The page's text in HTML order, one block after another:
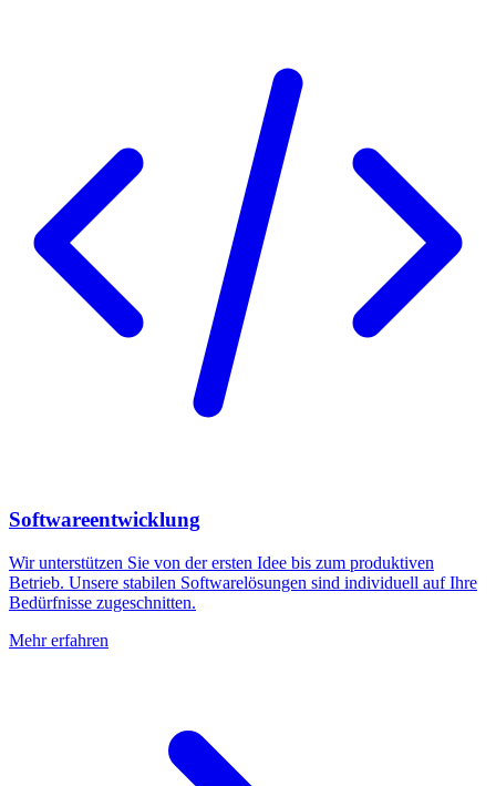
Softwareentwicklung
Wir unterstützen Sie von der ersten Idee bis zum produktiven
Betrieb. Unsere stabilen Softwarelösungen sind individuell auf Ihre
Bedürfnisse zugeschnitten.
Mehr erfahren